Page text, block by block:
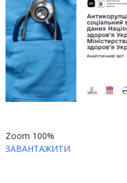
Zoom 100%
ЗАВАНТАЖИТИ